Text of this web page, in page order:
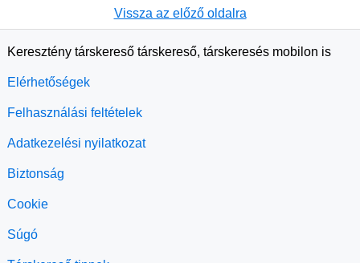
Vissza az előző oldalra
Keresztény társkereső társkereső, társkeresés mobilon is
Elérhetőségek
Felhasználási feltételek
Adatkezelési nyilatkozat
Biztonság
Cookie
Súgó